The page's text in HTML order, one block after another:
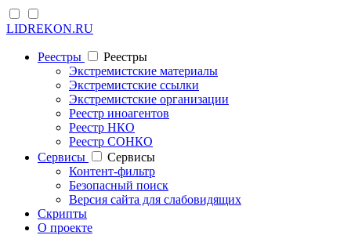
LIDREKON.RU
Реестры
Реестры
Экстремистские материалы
Экстремистские ссылки
Экстремистские организации
Реестр иноагентов
Реестр НКО
Реестр СОНКО
Cервисы
Cервисы
Контент-фильтр
Безопасный поиск
Версия сайта для слабовидящих
Скрипты
О проекте